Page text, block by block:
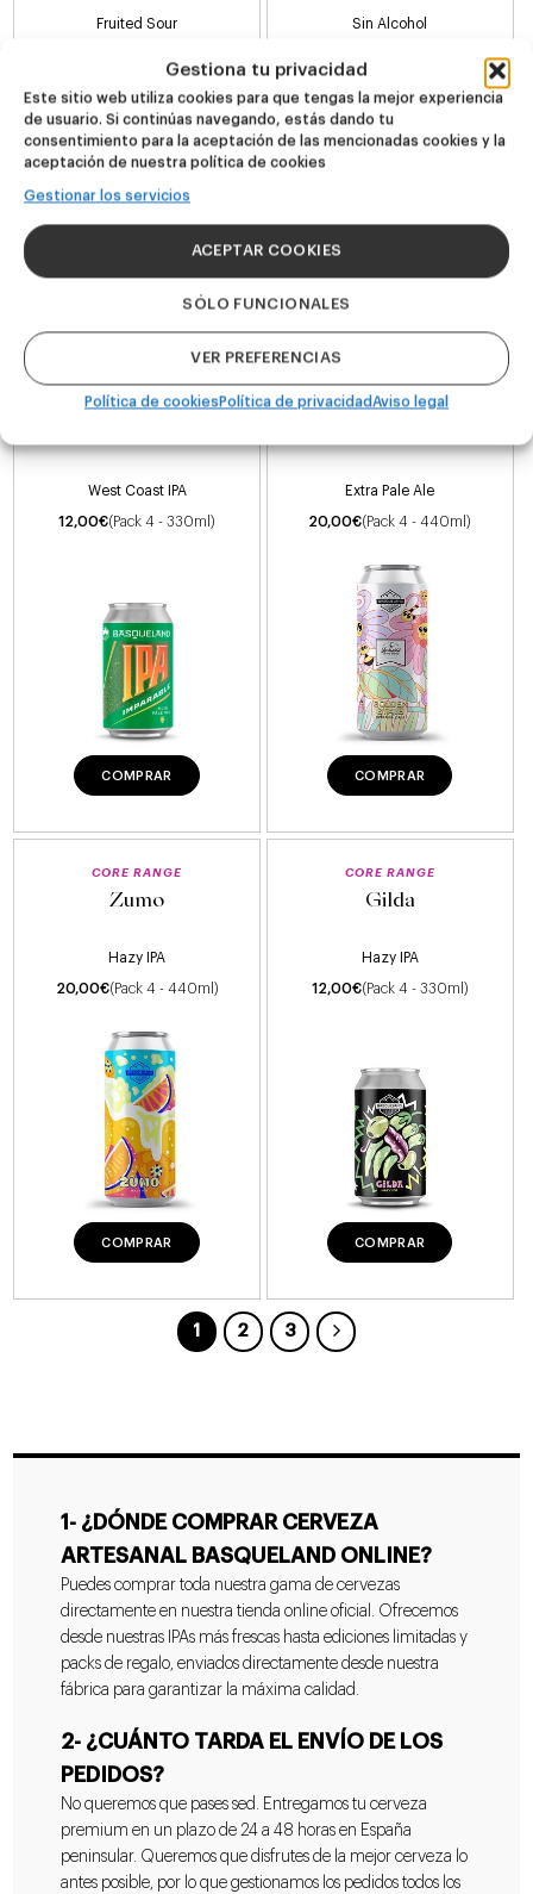
Gestiona tu privacidad
Este sitio web utiliza cookies para que tengas la mejor experiencia
de usuario. Si continúas navegando, estás dando tu
consentimiento para la aceptación de las mencionadas cookies y la
aceptación de nuestra política de cookies
Gestionar los servicios
ACEPTAR COOKIES
SÓLO FUNCIONALES
VER PREFERENCIAS
Política de cookiesPolítica de privacidadAviso legal
Fruited Sour Sin Alcohol
CORE RANGE
West Coast IPA
12,00€(Pack 4 - 330ml)
COMPRAR
Extra Pale Ale
20,00€(Pack 4 - 440ml)
COMPRAR
CORE RANGE
Zumo
Hazy IPA
20,00€(Pack 4 - 440ml)
COMPRAR
CORE RANGE
Gilda
Hazy IPA
12,00€(Pack 4 - 330ml)
COMPRAR
1 2 3
1- ¿DÓNDE COMPRAR CERVEZA
ARTESANAL BASQUELAND ONLINE?
Puedes comprar toda nuestra gama de cervezas
directamente en nuestra tienda online oficial. Ofrecemos
desde nuestras IPAs más frescas hasta ediciones limitadas y
packs de regalo, enviados directamente desde nuestra
fábrica para garantizar la máxima calidad.
2- ¿CUÁNTO TARDA EL ENVÍO DE LOS
PEDIDOS?
No queremos que pases sed. Entregamos tu cerveza
premium en un plazo de 24 a 48 horas en España
peninsular. Queremos que disfrutes de la mejor cerveza lo
antes posible, por lo que gestionamos los pedidos todos los